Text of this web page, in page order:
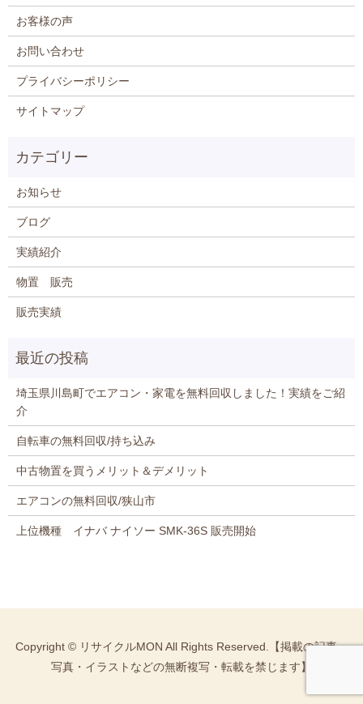
お客様の声
お問い合わせ
プライバシーポリシー
サイトマップ
お知らせ
ブログ
実績紹介
物置 販売
販売実績
埼玉県川島町でエアコン・家電を無料回収しました！実績をご紹
介
自転車の無料回収/持ち込み
中古物置を買うメリット＆デメリット
エアコンの無料回収/狭山市
上位機種 イナバ ナイソー SMK-36S 販売開始
Copyright © リサイクルMON All Rights Reserved.【掲載の記事・
写真・イラストなどの無断複写・転載を禁じます】